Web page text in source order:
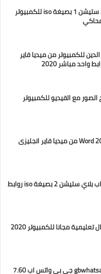
تحميل العاب بلاي ستيشن 1 بصيغة iso للكمبيوتر
للكمبيوتر من ميديا فاير
واحد مباشر 2020
مع الفيديو للكمبيوتر
تحميل برنامج Word 2010 من ميديا فاير انجليزى
طريقة تحميل العاب بلاي ستيشن 2 بصيغة iso روابط
مجانا للكمبيوتر 2020
تحميل تطبيق gbwhatsapp جي بي واتس اب 7.60